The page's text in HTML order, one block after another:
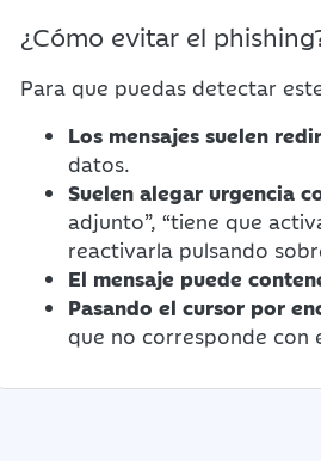
¿Cómo evitar el
Para que puedas detectar
Los mensajes suelen
datos.
Suelen alegar urgencia
adjunto”, “tiene que
reactivarla pulsando
El mensaje puede
Pasando el cursor por
que no corresponde con